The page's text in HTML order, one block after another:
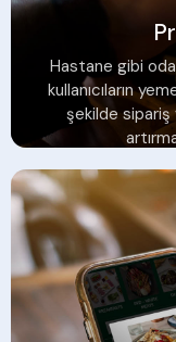
Hastane gibi
kullanıcıların
şekilde sipariş